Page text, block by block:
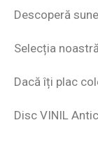
Descoperă
Selecția
Dacă îți plac
Disc VINIL